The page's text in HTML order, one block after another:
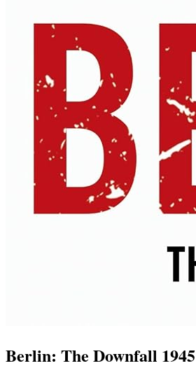
Berlin: The Downfall 1945